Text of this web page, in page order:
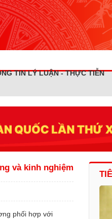
TIN LÝ LUẬN - THỰC TIỄN
và kinh nghiệm
phối hợp với